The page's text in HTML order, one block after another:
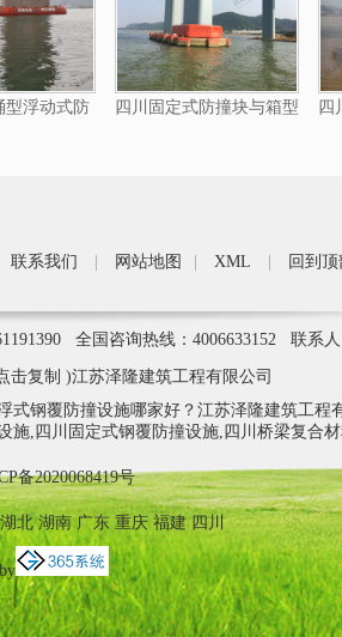
型浮动式防
四川固定式防撞块与箱型
四
联系我们 网站地图 XML 回到顶
全国咨询热线：4006633152 联系
击复制 )江苏泽隆建筑工程有限公司
钢覆防撞设施哪家好？江苏泽隆建筑工程
施,四川固定式钢覆防撞设施,四川桥梁复合
备2020068419号
湖北 湖南 广东 重庆 福建 四川